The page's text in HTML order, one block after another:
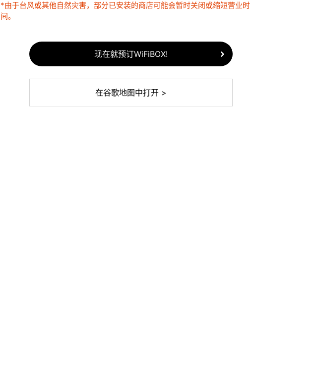
*由于台风或其他自然灾害，部分已安装的商店可能会暂时关闭或缩短营业时
间。
现在就预订WiFiBOX!
在谷歌地图中打开 >